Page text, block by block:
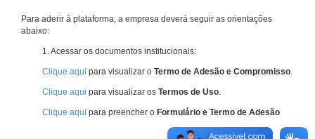
Para aderir à plataforma, a empresa deverá seguir as orientações
abaixo:
1. Acessar os documentos institucionais:
Clique aqui para visualizar o Termo de Adesão e Compromisso.
Clique aqui para visualizar os Termos de Uso.
Clique aqui para preencher o Formulário e Termo de Adesão